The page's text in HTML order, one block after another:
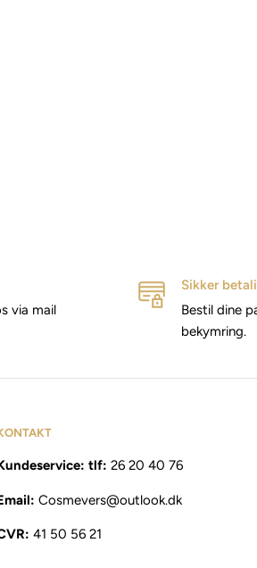
via mail
Sikker
Bestil dine
bekymring.
tlf: 26 20 40 76
Cosmevers@outlook.dk
41 50 56 21